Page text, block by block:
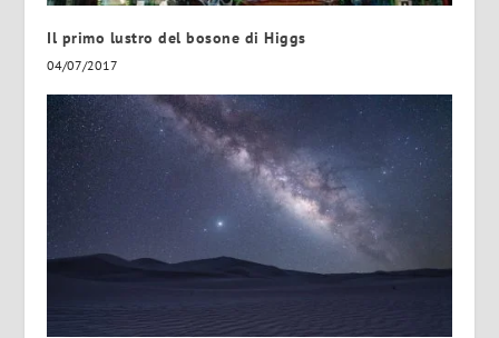
Il primo lustro del bosone di Higgs
04/07/2017